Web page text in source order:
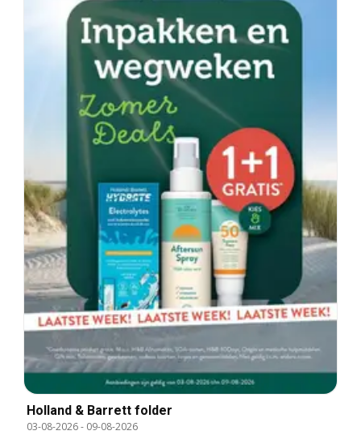
Holland & Barrett folder
03-08-2026- 09-08-2026